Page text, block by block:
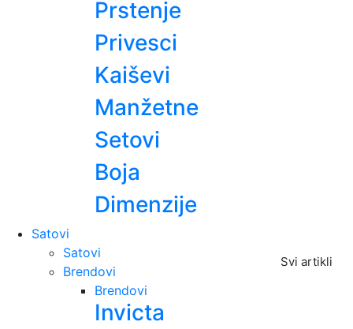
Prstenje
Privesci
Kaiševi
Manžetne
Setovi
Boja
Dimenzije
Satovi
Svi artikli
Satovi
Brendovi
Brendovi
Invicta